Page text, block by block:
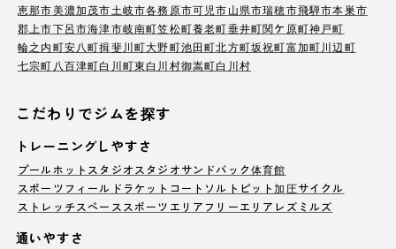
恵那市美濃加茂市土岐市各務原市可児市山県市瑞穂市飛騨市本巣市
郡上市下呂市海津市岐南町笠松町養老町垂井町関ケ原町神戸町
輪之内町安八町揖斐川町大野町池田町北方町坂祝町富加町川辺町
七宗町 八百津町白川町東白川村御嵩町白川村
こだわりでジムを探す
トレーニングしやすさ
プールホットスタジオ スタジオサンドバック体育館
スポーツフィールド ラケットコート ソルトピット加圧サイクル
ストレッチスペース スポーツエリア フリーエリア レズミルズ
通いやすさ